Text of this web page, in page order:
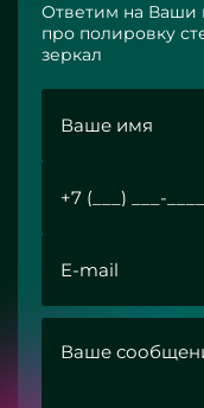
Ответим на Ваши
про полировку
зеркал